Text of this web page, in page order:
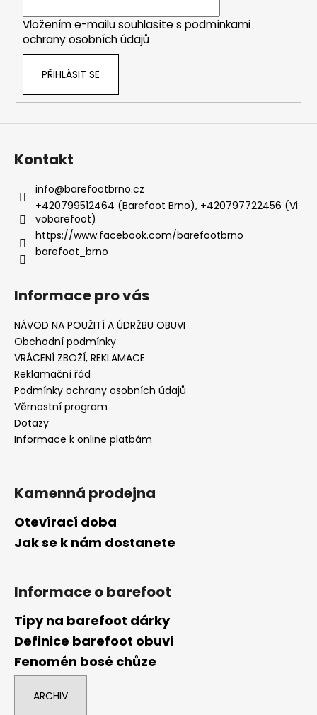
Vložením e-mailu souhlasíte s podmínkami
ochrany osobních údajů
PŘIHLÁSIT SE
Kontakt
info@barefootbrno.cz
+420799512464 (Barefoot Brno), +420797722456 (Vi
vobarefoot)
https://www.facebook.com/barefootbrno
barefoot_brno
Informace pro vás
NÁVOD NA POUŽITÍ A ÚDRŽBU OBUVI
Obchodní podmínky
VRÁCENÍ ZBOŽÍ, REKLAMACE
Reklamační řád
Podmínky ochrany osobních údajů
Věrnostní program
Dotazy
Informace k online platbám
Kamenná prodejna
Otevírací doba
Jak se k nám dostanete
Informace o barefoot
Tipy na barefoot dárky
Definice barefoot obuvi
Fenomén bosé chůze
ARCHIV